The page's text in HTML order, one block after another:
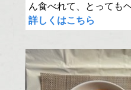
ん食べれて、とっても
詳しくはこちら